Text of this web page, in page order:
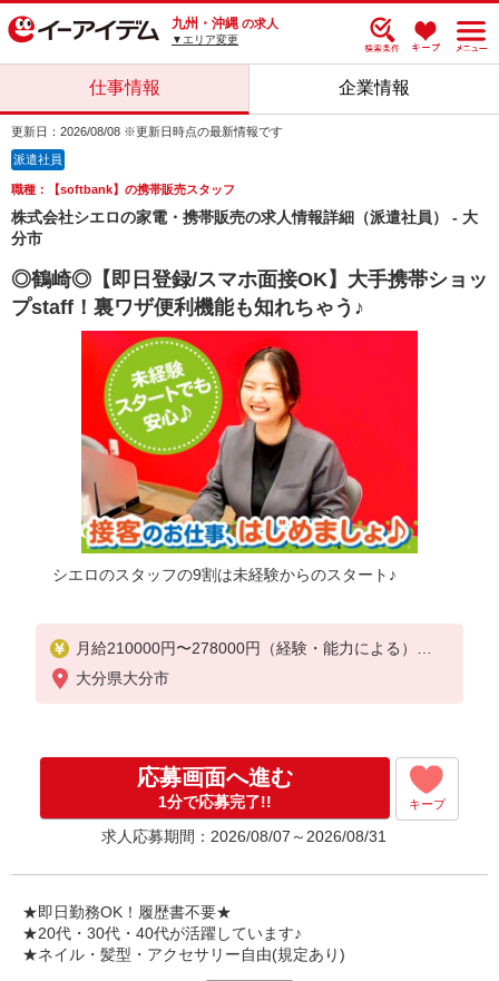
九州・沖縄 の求人
▼エリア変更
仕事情報 企業情報
更新日：2026/08/08 ※更新日時点の最新情報です
派遣社員
職種：【softbank】の携帯販売スタッフ
株式会社シエロの家電・携帯販売の求人情報詳細（派遣社員） - 大
分市
◎鶴崎◎【即日登録/スマホ面接OK】大手携帯ショッ
プstaff！裏ワザ便利機能も知れちゃう♪
シエロのスタッフの9割は未経験からのスタート♪
月給210000円〜278000円（経験・能力による）
※試用期間あり3ヶ月
※残業代支給
゜+゜・。○。・゜+゜・。○。・゜+゜
入社祝い金10万円支給(規定有)
お友達を紹介頂くと,
インセンティブ支給(規定有)
大分県大分市
応募画面へ進む
1分で応募完了!! キープ
求人応募期間：2026/08/07～2026/08/31
★即日勤務OK！履歴書不要★
★20代・30代・40代が活躍しています♪
★ネイル・髪型・アクセサリー自由(規定あり)